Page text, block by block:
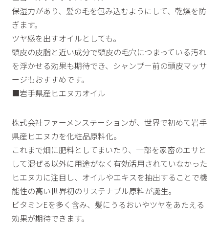
保湿力があり、髪の毛を包み込むようにして、乾燥を防
ぎます。
ツヤ感を出すオイルとしても。
頭皮の皮脂と近い成分で頭皮の毛穴につまっている汚れ
を浮かせる効果も期待でき、シャンプー前の頭皮マッサ
ージもおすすめです。
■岩手県産ヒエヌカオイル
株式会社ファーメンステーションが、世界で初めて岩手
県産ヒエヌカを化粧品原料化。
これまで畑に肥料としてまいたり、一部を家畜のエサと
して混ぜる以外に用途がなく有効活用されていなかった
ヒエヌカに注目し、オイルやエキスを抽出することで機
能性の高い世界初のサステナブル原料が誕生。
ビタミンEを多く含み、髪にうるおいやツヤをあたえる
効果が期待できます。